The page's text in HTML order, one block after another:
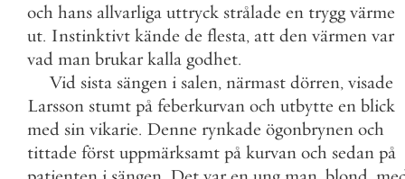
och hans allvarliga uttryck strålade en trygg värme
ut. Instinktivt kände de flesta, att den värmen var
vad man brukar kalla godhet.
Vid sista sängen i salen, närmast dörren, visade
Larsson stumt på feberkurvan och utbytte en blick
med sin vikarie. Denne rynkade ögonbrynen och
tittade först uppmärksamt på kurvan och sedan på